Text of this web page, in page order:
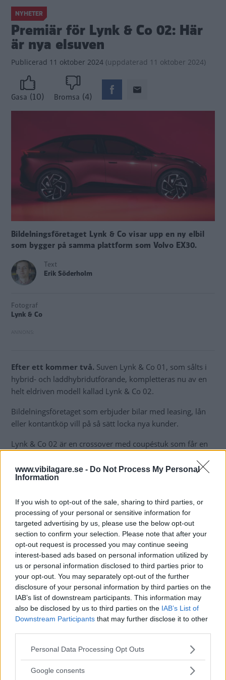
www.vibilagare.se - Do Not Process My Personal
Information
If you wish to opt-out of the sale, sharing to third parties, or
processing of your personal or sensitive information for
targeted advertising by us, please use the below opt-out
section to confirm your selection. Please note that after your
opt-out request is processed you may continue seeing
interest-based ads based on personal information utilized by
us or personal information disclosed to third parties prior to
your opt-out. You may separately opt-out of the further
disclosure of your personal information by third parties on the
IAB’s list of downstream participants. This information may
also be disclosed by us to third parties on the IAB’s List of
Downstream Participants that may further disclose it to other
Please note that this website/app uses one or more Google
not limited to your visit or usage behaviour. You may click to
Personal Data Processing Opt Outs
Google consents
NYHETER
Premiär för Lynk & Co 02: Här
är nya elsuven
Publicerad 11 oktober 2024 (uppdaterad 11 oktober 2024)
Gasa (10) Bromsa (4)
Bildelningsföretaget Lynk & Co visar upp en ny elbil
som bygger på samma plattform som Volvo EX30.
Text
Erik Söderholm
Fotograf
Lynk & Co
Efter ett kommer två. Suven Lynk & Co 01, som sålts i
hybrid- och laddhybridutförande, kompletteras nu av en
helt eldriven modell kallad Lynk & Co 02.
Bildelningsföretaget som erbjuder bilar med leasing, lån
eller kontantköp vill på så sätt locka nya kunder.
Lynk & Co 02 är en crossover med coupéstuk som får en
precis som Volvo EX30 på Geelys så kallade SEA-plattform
för elbilar, men är ungefär lika lång som Volvo EX40.
är upp till 150 kW.
Elbilen är framtagen